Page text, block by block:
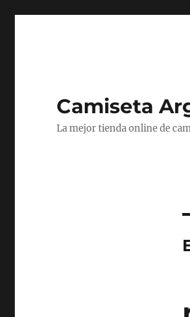
Camiseta
La mejor tienda online de